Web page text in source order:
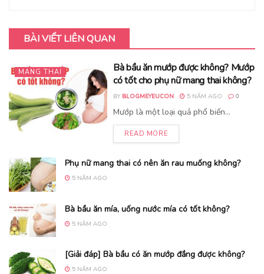
BÀI VIẾT LIÊN QUAN
MANG THAI
Bà bầu ăn mướp được không? Mướp
có tốt cho phụ nữ mang thai không?
BY BLOGMEYEUCON 5 NĂM AGO 0
Mướp là một loại quả phổ biến...
READ MORE
Phụ nữ mang thai có nên ăn rau muống không?
5 NĂM AGO
Bà bầu ăn mía, uống nước mía có tốt không?
5 NĂM AGO
[Giải đáp] Bà bầu có ăn mướp đắng được không?
5 NĂM AGO